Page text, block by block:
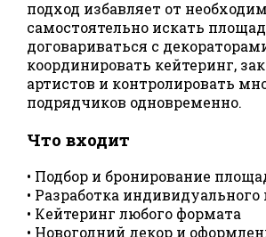
подход избавляет от
самостоятельно искать
договариваться с
координировать кейтеринг,
артистов и контролировать
подрядчиков одновременно.
Что входит
• Подбор и бронирование
• Разработка
• Кейтеринг любого формата
• Новогодний декор и